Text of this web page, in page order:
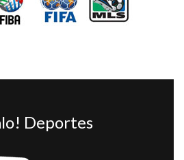
Deportes